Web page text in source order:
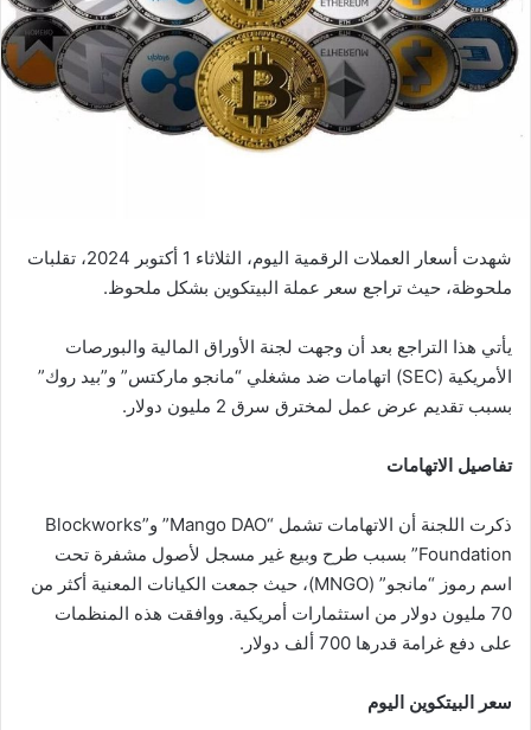
شهدت أسعار العملات الرقمية اليوم، الثلاثاء 1 أكتوبر 2024، تقلبات
ملحوظة، حيث تراجع سعر عملة البيتكوين بشكل ملحوظ.
يأتي هذا التراجع بعد أن وجهت لجنة الأوراق المالية والبورصات
الأمريكية (SEC) اتهامات ضد مشغلي “مانجو ماركتس” و”بيد روك”
بسبب تقديم عرض عمل لمخترق سرق 2 مليون دولار.
تفاصيل الاتهامات
ذكرت اللجنة أن الاتهامات تشمل “Mango DAO” و”Blockworks
Foundation” بسبب طرح وبيع غير مسجل لأصول مشفرة تحت
اسم رموز “مانجو” (MNGO)، حيث جمعت الكيانات المعنية أكثر من
70 مليون دولار من استثمارات أمريكية. ووافقت هذه المنظمات
على دفع غرامة قدرها 700 ألف دولار.
سعر البيتكوين اليوم